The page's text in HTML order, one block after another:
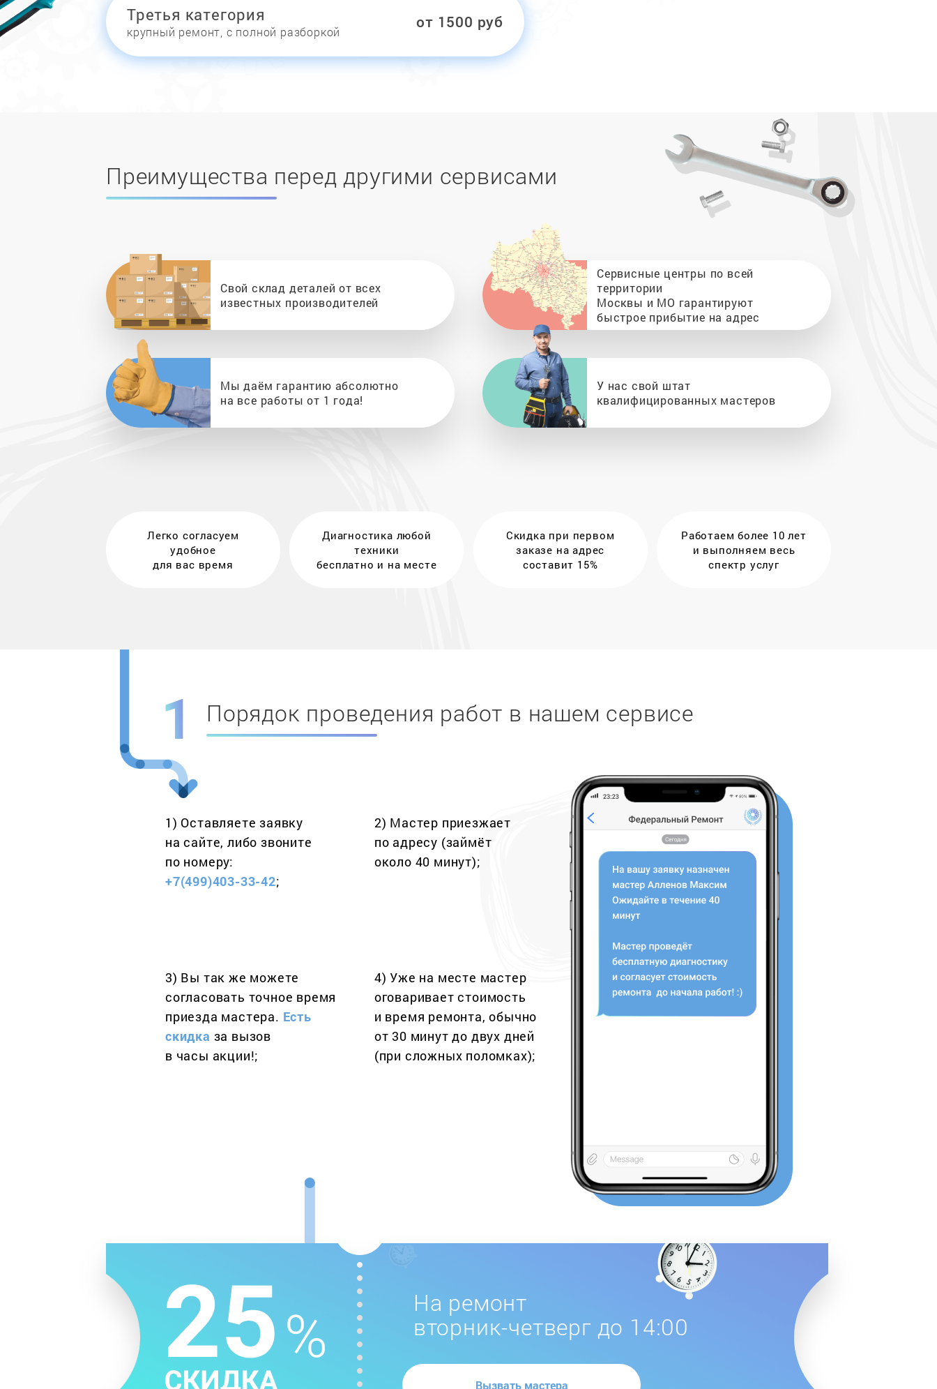
Третья категория
крупный ремонт, с полной разборкой
от 1500 руб
Преимущества перед другими сервисами
Свой склад деталей от всех
известных производителей
Сервисные центры по всей
территории
Москвы и МО гарантируют
быстрое прибытие на адрес
Мы даём гарантию абсолютно
на все работы от 1 года!
У нас свой штат
квалифицированных мастеров
Легко согласуем
удобное
для вас время
Диагностика любой
техники
бесплатно и на месте
Скидка при первом
заказе на адрес
составит 15%
Работаем более 10 лет
и выполняем весь
спектр услуг
Порядок проведения работ в нашем сервисе
1) Оставляете заявку
на сайте, либо звоните
по номеру:
+7(499)403-33-42;
2) Мастер приезжает
по адресу (займёт
около 40 минут);
3) Вы так же можете
согласовать точное время
приезда мастера. Есть
скидка за вызов
в часы акции!;
4) Уже на месте мастер
оговаривает стоимость
и время ремонта, обычно
от 30 минут до двух дней
(при сложных поломках);
На ремонт
вторник-четверг до 14:00
Вызвать мастера